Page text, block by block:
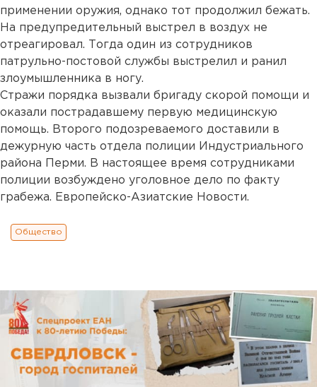
применении оружия, однако тот продолжил бежать.
На предупредительный выстрел в воздух не
отреагировал. Тогда один из сотрудников
патрульно-постовой службы выстрелил и ранил
злоумышленника в ногу.
Стражи порядка вызвали бригаду скорой помощи и
оказали пострадавшему первую медицинскую
помощь. Второго подозреваемого доставили в
дежурную часть отдела полиции Индустриального
района Перми. В настоящее время сотрудниками
полиции возбуждено уголовное дело по факту
грабежа. Европейско-Азиатские Новости.
Общество